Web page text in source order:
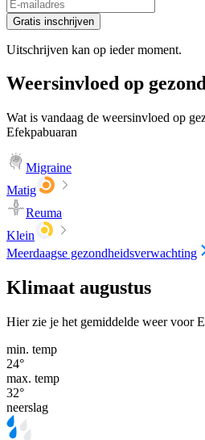
Gratis inschrijven
Uitschrijven kan op ieder moment.
Weersinvloed op
Wat is vandaag de weersinvloed op
Efekpabuaran
Migraine
Matig
Reuma
Klein
Meerdaagse gezondheidsverwachting
Klimaat augustus
Hier zie je het gemiddelde weer voor
min. temp
24°
max. temp
32°
neerslag